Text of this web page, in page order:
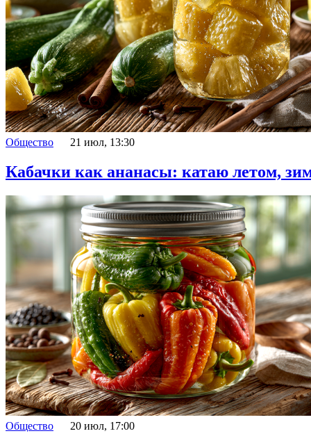
Общество 21 июл, 13:30
Кабачки как ананасы: катаю летом,
Общество 20 июл, 17:00